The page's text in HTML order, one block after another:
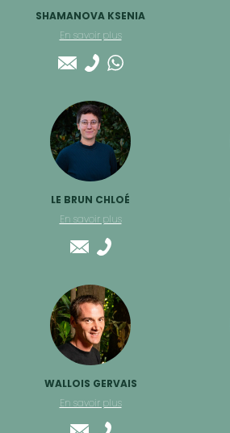
SHAMANOVA KSENIA
En savoir plus
LE BRUN CHLOÉ
En savoir plus
WALLOIS GERVAIS
En savoir plus